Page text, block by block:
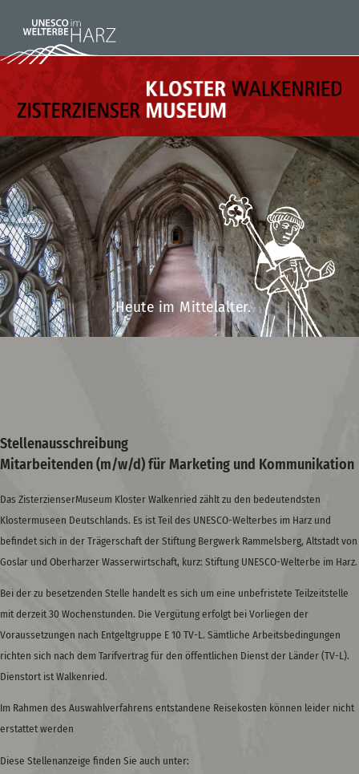
Heute im Mittelalter.
Stellenausschreibung
Mitarbeitenden (m/w/d) für Marketing und Kommunikation
Das ZisterzienserMuseum Kloster Walkenried zählt zu den bedeutendsten
Klostermuseen Deutschlands. Es ist Teil des UNESCO-Welterbes im Harz und
befindet sich in der Trägerschaft der Stiftung Bergwerk Rammelsberg, Altstadt von
Goslar und Oberharzer Wasserwirtschaft, kurz: Stiftung UNESCO-Welterbe im Harz.
Bei der zu besetzenden Stelle handelt es sich um eine unbefristete Teilzeitstelle
mit derzeit 30 Wochenstunden. Die Vergütung erfolgt bei Vorliegen der
Voraussetzungen nach Entgeltgruppe E 10 TV-L. Sämtliche Arbeitsbedingungen
richten sich nach dem Tarifvertrag für den öffentlichen Dienst der Länder (TV-L).
Dienstort ist Walkenried.
Im Rahmen des Auswahlverfahrens entstandene Reisekosten können leider nicht
erstattet werden
Diese Stellenanzeige finden Sie auch unter: